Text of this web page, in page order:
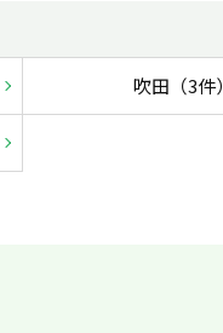
吹田（3件）